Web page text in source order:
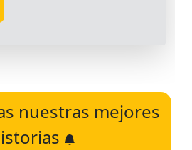
nuestras mejores